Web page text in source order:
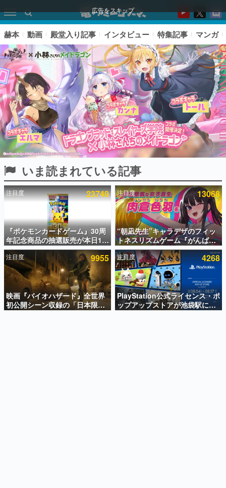
広告をスキップ
ピックアップ
電ファミのいま読まれている記事ランキング
アプリセール情報
インタビュー
連載・特集一覧
殿堂入り記事
SNS拡散数が数千以上！ ページビュー数万以上！ などな
ど。多くの人々に読まれた、電ファミ渾身の“殿堂入り”記
事をまとめました。
赫本 動画 殿堂入り記事 インタビュー 特集記事 マンガ
いま読まれている記事
注目度 23749
『ポケモンカードゲーム』30周
年記念商品の抽選販売が本日12
時より開始。拡張パック「30th
CELEBRATION」のボックス
に、「プレミアムデッキセット
エーフィ・ブラッキー」
「FUTURISTIC BOX」の計3商
品
注目度 13068
“朝凪先生”キャラデザのフィッ
トネスリズムゲーム『がんば
れ！チアリズム』Steamストア
ページが公開。キャラクターの
CVは陽向葵ゅかさん
注目度 9955
映画『バイオハザード』全世界
初公開シーン収録の「日本限
定」予告映像が解禁。バイオの
注目度 4268
PlayStation公式ライセンス・ポ
ップアップストアが池袋駅にて
期間限定で開催。夏のアパレル